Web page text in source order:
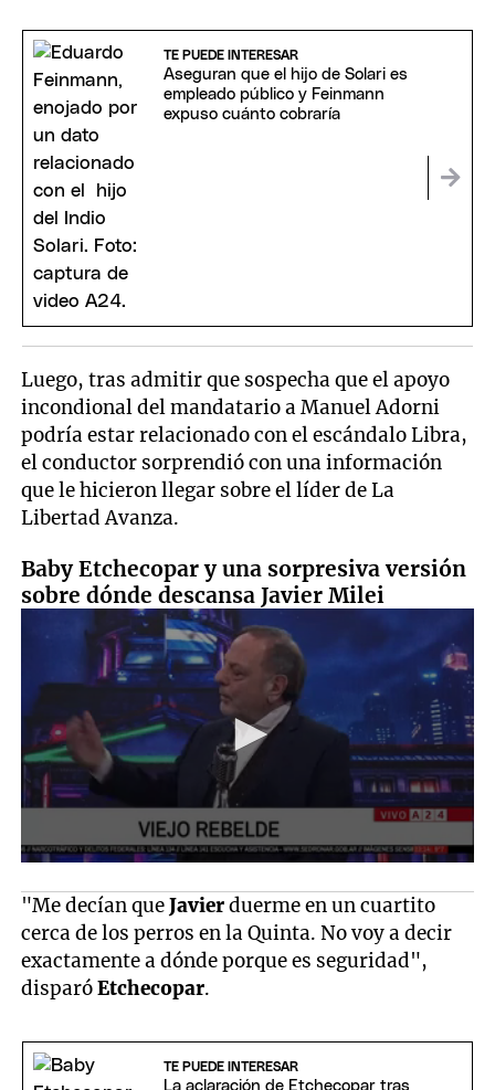
TE PUEDE INTERESAR
Aseguran que el hijo de Solari es
empleado público y Feinmann
expuso cuánto cobraría
Luego, tras admitir que sospecha que el apoyo
incondional del mandatario a Manuel Adorni
podría estar relacionado con el escándalo Libra,
el conductor sorprendió con una información
que le hicieron llegar sobre el líder de La
Libertad Avanza.
Baby Etchecopar y una sorpresiva versión
sobre dónde descansa Javier Milei
"Me decían queJavierduerme en un cuartito
cerca de los perros en la Quinta. No voy a decir
exactamente a dónde porque es seguridad",
disparóEtchecopar.
TE PUEDE INTERESAR
La aclaración de Etchecopar tras